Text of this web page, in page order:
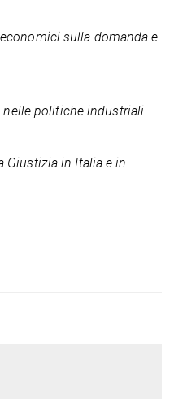
sulla domanda e
nelle politiche industriali
Giustizia in Italia e in